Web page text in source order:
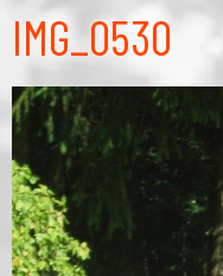
IMG_0530